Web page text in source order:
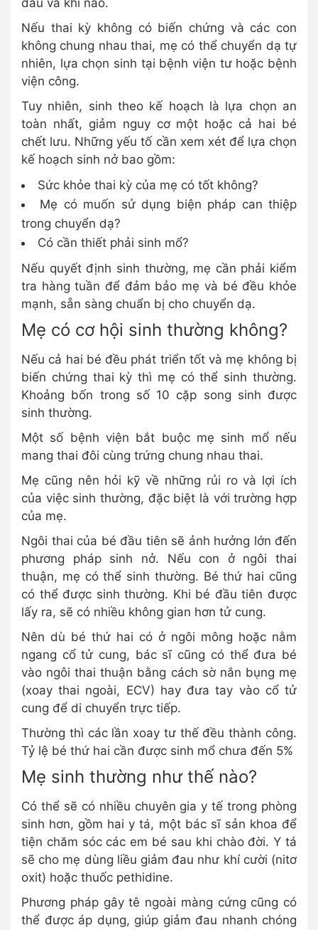
đâu và khi nào.
Nếu thai kỳ không có biến chứng và các con
không chung nhau thai, mẹ có thể chuyển dạ tự
nhiên, lựa chọn sinh tại bệnh viện tư hoặc bệnh
viện công.
Tuy nhiên, sinh theo kế hoạch là lựa chọn an
toàn nhất, giảm nguy cơ một hoặc cả hai bé
chết lưu. Những yếu tố cần xem xét để lựa chọn
kế hoạch sinh nở bao gồm:
Sức khỏe thai kỳ của mẹ có tốt không?
Mẹ có muốn sử dụng biện pháp can thiệp
trong chuyển dạ?
Có cần thiết phải sinh mổ?
Nếu quyết định sinh thường, mẹ cần phải kiểm
tra hàng tuần để đảm bảo mẹ và bé đều khỏe
mạnh, sẵn sàng chuẩn bị cho chuyển dạ.
Mẹ có cơ hội sinh thường không?
Nếu cả hai bé đều phát triển tốt và mẹ không bị
biến chứng thai kỳ thì mẹ có thể sinh thường.
Khoảng bốn trong số 10 cặp song sinh được
sinh thường.
Một số bệnh viện bắt buộc mẹ sinh mổ nếu
mang thai đôi cùng trứng chung nhau thai.
Mẹ cũng nên hỏi kỹ về những rủi ro và lợi ích
của việc sinh thường, đặc biệt là với trường hợp
của mẹ.
Ngôi thai của bé đầu tiên sẽ ảnh hưởng lớn đến
phương pháp sinh nở. Nếu con ở ngôi thai
thuận, mẹ có thể sinh thường. Bé thứ hai cũng
có thể được sinh thường. Khi bé đầu tiên được
lấy ra, sẽ có nhiều không gian hơn tử cung.
Nên dù bé thứ hai có ở ngôi mông hoặc nằm
ngang cổ tử cung, bác sĩ cũng có thể đưa bé
vào ngôi thai thuận bằng cách sờ nắn bụng mẹ
(xoay thai ngoài, ECV) hay đưa tay vào cổ tử
cung để di chuyển trực tiếp.
Thường thì các lần xoay tư thế đều thành công.
Tỷ lệ bé thứ hai cần được sinh mổ chưa đến 5%
Mẹ sinh thường như thế nào?
Có thể sẽ có nhiều chuyên gia y tế trong phòng
sinh hơn, gồm hai y tá, một bác sĩ sản khoa để
tiện chăm sóc các em bé sau khi chào đời. Y tá
sẽ cho mẹ dùng liều giảm đau như khí cười (nitơ
oxit) hoặc thuốc pethidine.
Phương pháp gây tê ngoài màng cứng cũng có
thể được áp dụng, giúp giảm đau nhanh chóng